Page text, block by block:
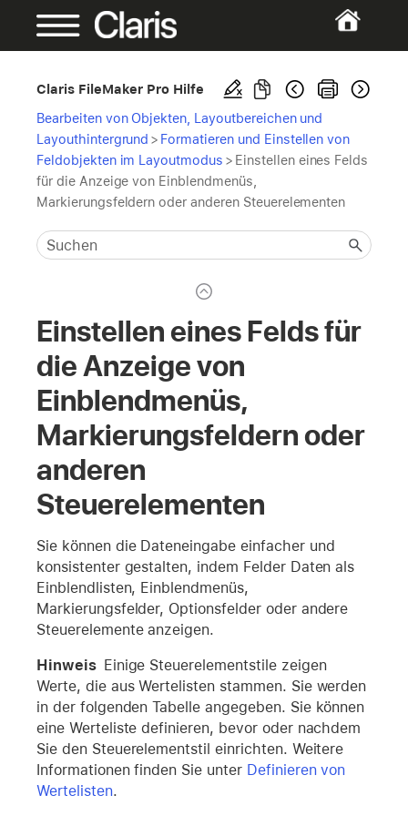
Claris FileMaker Pro Hilfe
Bearbeiten von Objekten, Layoutbereichen und
Layouthintergrund > Formatieren und Einstellen von
Feldobjekten im Layoutmodus > Einstellen eines Felds
für die Anzeige von Einblendmenüs,
Markierungsfeldern oder anderen Steuerelementen
Einstellen eines Felds für
die Anzeige von
Einblendmenüs,
Markierungsfeldern oder
anderen
Steuerelementen
Sie können die Dateneingabe einfacher und
konsistenter gestalten, indem Felder Daten als
Einblendlisten, Einblendmenüs,
Markierungsfelder, Optionsfelder oder andere
Steuerelemente anzeigen.
Hinweis Einige Steuerelementstile zeigen
Werte, die aus Wertelisten stammen. Sie werden
in der folgenden Tabelle angegeben. Sie können
eine Werteliste definieren, bevor oder nachdem
Sie den Steuerelementstil einrichten. Weitere
Informationen finden Sie unter Definieren von
Wertelisten.